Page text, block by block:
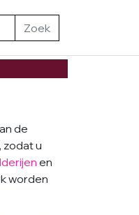
Zoek
de
zodat u
en
worden